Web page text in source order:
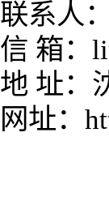
联系人
信 箱：
地 址：
网址：